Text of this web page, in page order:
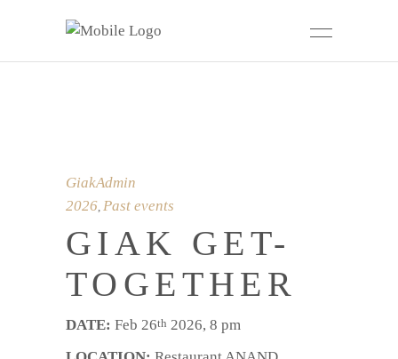
GiakAdmin
2026, Past events
GIAK GET-
TOGETHER
DATE: Feb 26th 2026, 8 pm